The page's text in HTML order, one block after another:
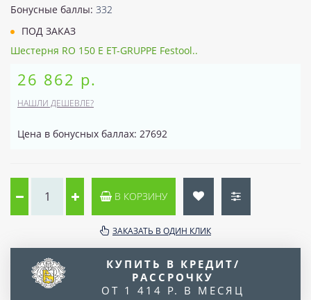
Бонусные баллы: 332
ПОД ЗАКАЗ
Шестерня RO 150 E ET-GRUPPE Festool..
26 862 р.
НАШЛИ ДЕШЕВЛЕ?
Цена в бонусных баллах: 27692
В КОРЗИНУ
ЗАКАЗАТЬ В ОДИН КЛИК
КУПИТЬ В КРЕДИТ/
РАССРОЧКУ
ОТ 1 414 Р. В МЕСЯЦ